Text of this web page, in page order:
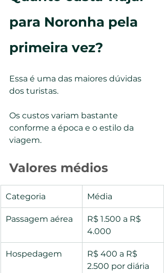
para Noronha pela
primeira vez?
Essa é uma das maiores dúvidas
dos turistas.
Os custos variam bastante
conforme a época e o estilo da
viagem.
Valores médios
Categoria Média
Passagem aérea
R$ 1.500 a R$
4.000
Hospedagem
R$ 400 a R$
2.500 por diária